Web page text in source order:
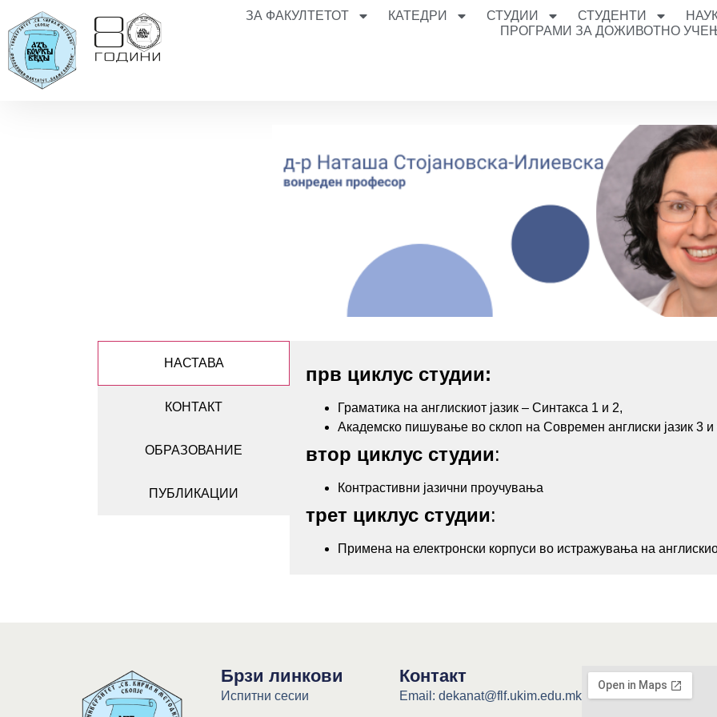
ЗА ФАКУЛТЕТОТ КАТЕДРИ СТУДИИ СТУДЕНТИ
ПРОГРАМИ ЗА ДОЖИВОТНО
НАСТАВА
КОНТАКТ
ОБРАЗОВАНИЕ
ПУБЛИКАЦИИ
прв циклус студии:
Граматика на англискиот јазик – Синтакса 1 и 2,
Академско пишување во склоп на Современ англиски јазик 3 и
втор циклус студии:
Контрастивни јазични проучувања
трет циклус студии:
Примена на електронски корпуси во истражувања на
Брзи линкови
Испитни сесии
Контакт
Email: dekanat@flf.ukim.edu.mk